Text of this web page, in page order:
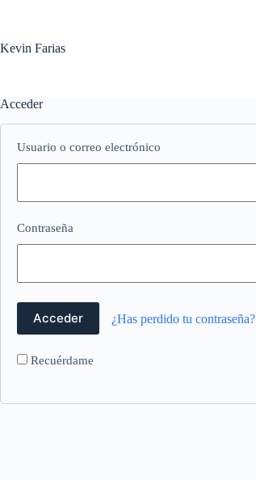
Kevin Farias
Acceder
Usuario o correo electrónico
Contraseña
¿Has perdido tu contraseña?
Recuérdame